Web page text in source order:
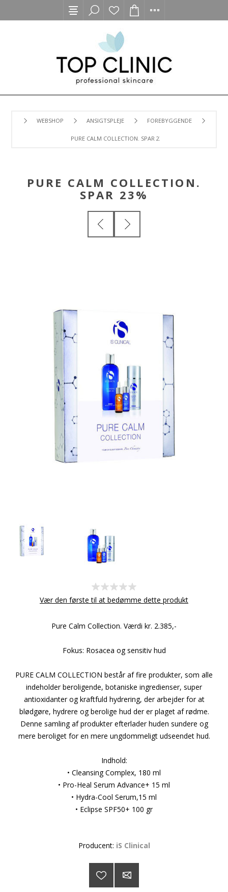
WEBSHOP ANSIGTSPLEJE FOREBYGGENDE
PURE CALM COLLECTION. SPAR 23%
PURE CALM COLLECTION.
SPAR 23%
Vær den første til at bedømme dette produkt
Pure Calm Collection. Værdi kr. 2.385,-
Fokus: Rosacea og sensitiv hud
PURE CALM COLLECTION består af fire produkter, som alle
indeholder beroligende, botaniske ingredienser, super
antioxidanter og kraftfuld hydrering, der arbejder for at
blødgøre, hydrere og berolige hud der er plaget af rødme.
Denne samling af produkter efterlader huden sundere og
mere beroliget for en mere ungdommeligt udseendet hud.
Indhold:
• Cleansing Complex, 180 ml
• Pro-Heal Serum Advance+ 15 ml
• Hydra-Cool Serum,15 ml
• Eclipse SPF50+ 100 gr
Producent: iS Clinical